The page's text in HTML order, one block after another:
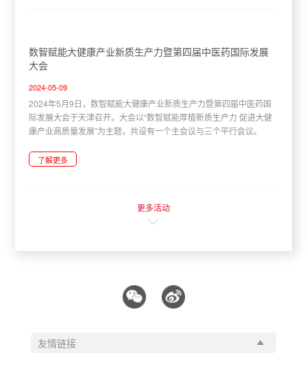
数智赋能大健康产业新质生产力暨第四届中医药国际发展
大会
2024-05-09
2024年5月9日，数智赋能大健康产业新质生产力暨第四届中医药国
际发展大会于天津召开。大会以“数智赋能厚植新质生产力 促进大健
康产业高质量发展”为主题，共设有一个主会议与三个平行会议。
了解更多
更多活动